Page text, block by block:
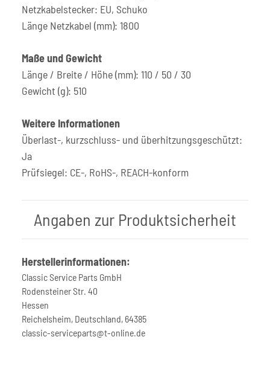
Netzkabelstecker: EU, Schuko
Länge Netzkabel (mm): 1800
Maße und Gewicht
Länge / Breite / Höhe (mm): 110 / 50 / 30
Gewicht (g): 510
Weitere Informationen
Überlast-, kurzschluss- und überhitzungsgeschützt:
Ja
Prüfsiegel: CE-, RoHS-, REACH-konform
Angaben zur Produktsicherheit
Herstellerinformationen:
Classic Service Parts GmbH
Rodensteiner Str. 40
Hessen
Reichelsheim, Deutschland, 64385
classic-serviceparts@t-online.de